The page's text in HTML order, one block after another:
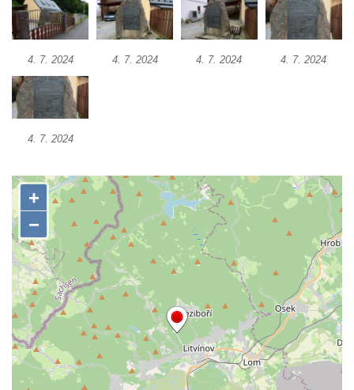
Pomník prvního a druhého odboje v
Tanvaldu
Kenotaf Josefa Staritze na hřbitově ve
Starých Křečanech
Hrob Antona Reintsche na hřbitově ve
Starých Křečanech
Hrob rodiny Klingerových na hřbitově ve
Pomník obětem 1. světové války v
Tyršových sadech v Jablonci nad Nisou
Pamětní desky obětem 1. světové války na
kapli svaté Alžběty Durynské v Dolních
Křečanech
Pomník Theodora Körnera v Tyršově ulici v
Šluknově
Pomník Františka Josefa I. u křížové cesty
ve Šluknově
4. 7. 2024 4. 7. 2024 4. 7. 2024 4. 7. 2024
4. 7. 2024